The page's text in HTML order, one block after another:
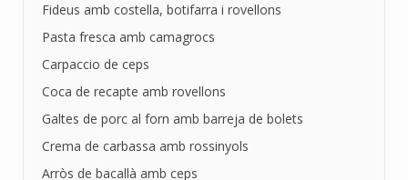
Fideus amb costella, botifarra i rovellons
Pasta fresca amb camagrocs
Carpaccio de ceps
Coca de recapte amb rovellons
Galtes de porc al forn amb barreja de bolets
Crema de carbassa amb rossinyols
Arròs de bacallà amb ceps